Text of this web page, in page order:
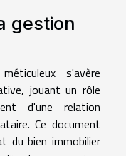
gestion
s'avère
jouant un rôle
d'une relation
Ce document
du bien immobilier